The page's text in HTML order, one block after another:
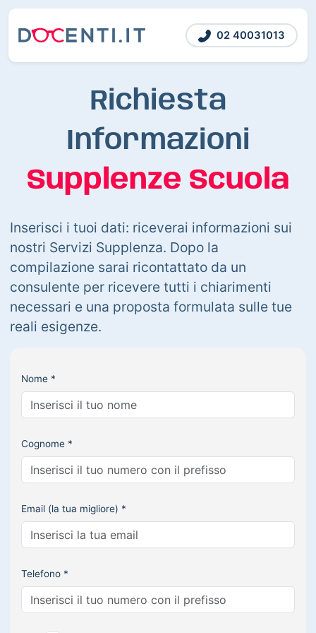
02 40031013
Richiesta
Informazioni
Supplenze Scuola
Inserisci i tuoi dati: riceverai informazioni sui
nostri Servizi Supplenza. Dopo la
compilazione sarai ricontattato da un
consulente per ricevere tutti i chiarimenti
necessari e una proposta formulata sulle tue
reali esigenze.
Nome *
Cognome *
Email (la tua migliore) *
Telefono *